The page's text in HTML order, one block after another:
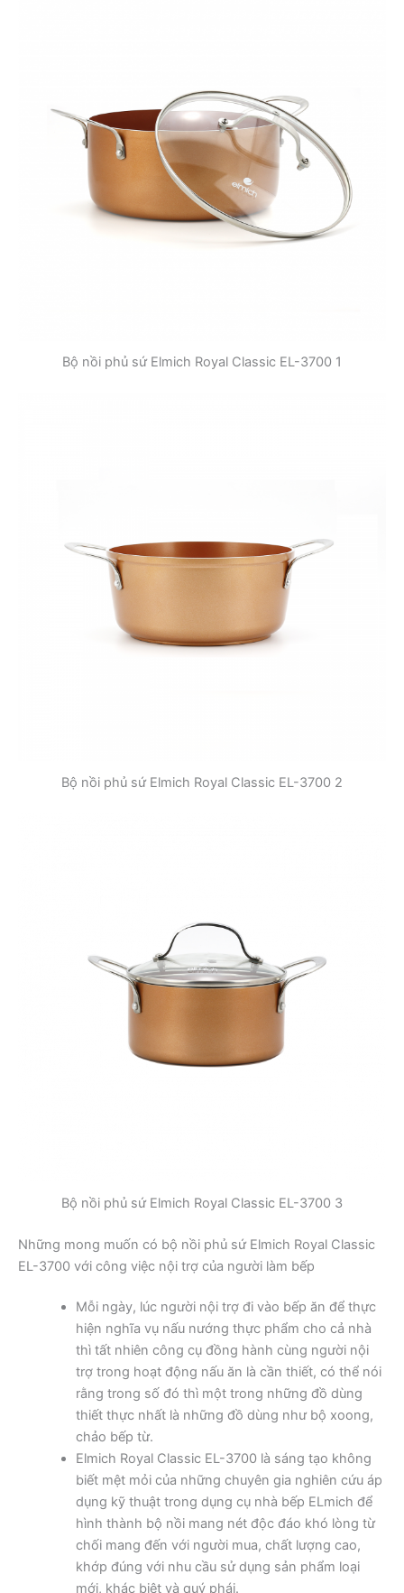
Bộ nồi phủ sứ Elmich Royal Classic EL-3700 1
Bộ nồi phủ sứ Elmich Royal Classic EL-3700 2
Bộ nồi phủ sứ Elmich Royal Classic EL-3700 3
Những mong muốn có bộ nồi phủ sứ Elmich Royal Classic
EL-3700 với công việc nội trợ của người làm bếp
Mỗi ngày, lúc người nội trợ đi vào bếp ăn để thực
hiện nghĩa vụ nấu nướng thực phẩm cho cả nhà
thì tất nhiên công cụ đồng hành cùng người nội
trợ trong hoạt động nấu ăn là cần thiết, có thể nói
rằng trong số đó thì một trong những đồ dùng
thiết thực nhất là những đồ dùng như bộ xoong,
chảo bếp từ.
Elmich Royal Classic EL-3700 là sáng tạo không
biết mệt mỏi của những chuyên gia nghiên cứu áp
dụng kỹ thuật trong dụng cụ nhà bếp ELmich để
hình thành bộ nồi mang nét độc đáo khó lòng từ
chối mang đến với người mua, chất lượng cao,
khớp đúng với nhu cầu sử dụng sản phẩm loại
mới, khác biệt và quý phái.